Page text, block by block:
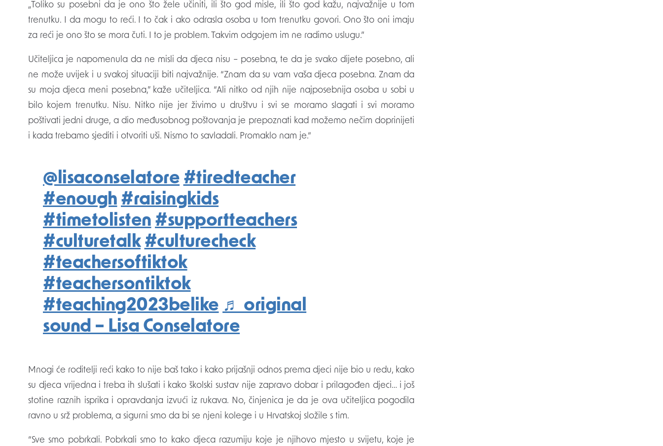
„Toliko su posebni da je ono što žele učiniti, ili što god misle, ili što god kažu, najvažnije u tom
trenutku. I da mogu to reći. I to čak i ako odrasla osoba u tom trenutku govori. Ono što oni imaju
za reći je ono što se mora čuti. I to je problem. Takvim odgojem im ne radimo uslugu.”
Učiteljica je napomenula da ne misli da djeca nisu – posebna, te da je svako dijete posebno, ali
ne može uvijek i u svakoj situaciji biti najvažnije. “Znam da su vam vaša djeca posebna. Znam da
su moja djeca meni posebna,” kaže učiteljica. “Ali nitko od njih nije najposebnija osoba u sobi u
bilo kojem trenutku. Nisu. Nitko nije jer živimo u društvu i svi se moramo slagati i svi moramo
poštivati ​​jedni druge, a dio međusobnog poštovanja je prepoznati kad možemo nečim doprinijeti
i kada trebamo sjediti i otvoriti uši. Nismo to savladali. Promaklo nam je.“
@lisaconselatore #tiredteacher
#enough #raisingkids
#timetolisten #supportteachers
#culturetalk #culturecheck
#teachersoftiktok
#teachersontiktok
#teaching2023belike ♬ original
sound – Lisa Conselatore
Mnogi će roditelji reći kako to nije baš tako i kako prijašnji odnos prema djeci nije bio u redu, kako
su djeca vrijedna i treba ih slušati i kako školski sustav nije zapravo dobar i prilagođen djeci… i još
stotine raznih isprika i opravdanja izvući iz rukava. No, činjenica je da je ova učiteljica pogodila
ravno u srž problema, a sigurni smo da bi se njeni kolege i u Hrvatskoj složile s tim.
“Sve smo pobrkali. Pobrkali smo to kako djeca razumiju koje je njihovo mjesto u svijetu, koje je